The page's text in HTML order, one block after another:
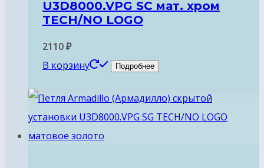
U3D8000.VPG SC мат. хром
TECH/NO LOGO
2110₽
В корзину
Подробнее